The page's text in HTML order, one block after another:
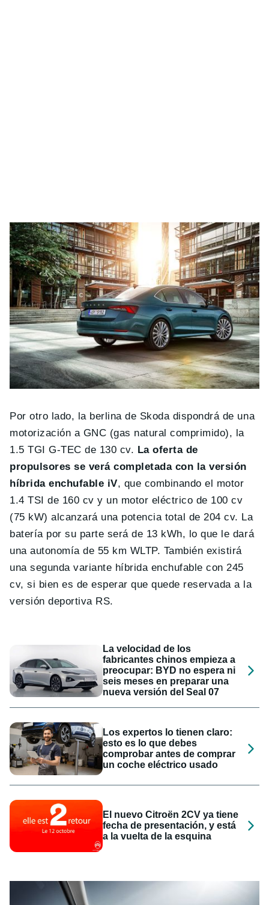
Por otro lado, la berlina de Skoda dispondrá de una
motorización a GNC (gas natural comprimido), la
1.5 TGI G-TEC de 130 cv. La oferta de
propulsores se verá completada con la versión
híbrida enchufable iV, que combinando el motor
1.4 TSI de 160 cv y un motor eléctrico de 100 cv
(75 kW) alcanzará una potencia total de 204 cv. La
batería por su parte será de 13 kWh, lo que le dará
una autonomía de 55 km WLTP. También existirá
una segunda variante híbrida enchufable con 245
cv, si bien es de esperar que quede reservada a la
versión deportiva RS.
La velocidad de los
fabricantes chinos empieza a
preocupar: BYD no espera ni
seis meses en preparar una
nueva versión del Seal 07
Los expertos lo tienen claro:
esto es lo que debes
comprobar antes de comprar
un coche eléctrico usado
El nuevo Citroën 2CV ya tiene
fecha de presentación, y está
a la vuelta de la esquina